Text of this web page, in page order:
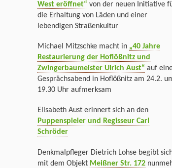
West eröffnet“ von der neuen Initiative
die Erhaltung von Läden und einer
lebendigen Straßenkultur
Michael Mitzschke macht in „40 Jahre
Restaurierung der Hoflößnitz und
Zwingerbaumeister Ulrich Aust“ auf
Gesprächsabend in Hoflößnitz am 24.2.
19.30 Uhr aufmerksam
Elisabeth Aust erinnert sich an den
Puppenspieler und Regisseur Carl
Schröder
Denkmalpfleger Dietrich Lohse begibt
mit dem Objekt Meißner Str. 172